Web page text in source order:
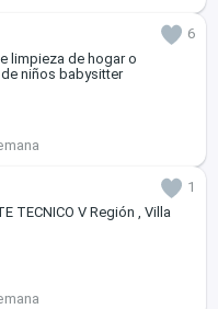
6
limpieza de hogar o
niños babysitter
1
TECNICO V Región , Villa